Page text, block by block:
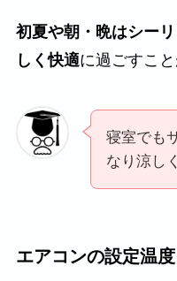
初夏や朝・晩はシー
しく快適に過ごすこと
寝室でも
なり涼し
エアコンの設定温